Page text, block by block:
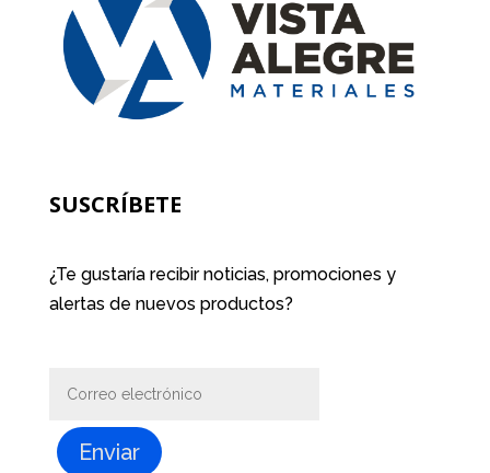
SUSCRÍBETE
¿Te gustaría recibir noticias, promociones y
alertas de nuevos productos?
Enviar